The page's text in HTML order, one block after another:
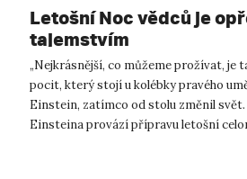
Letošní Noc vědců je
tajemstvím
„Nejkrásnější, co můžeme prožívat, je
pocit, který stojí u kolébky pravého
Einstein, zatímco od stolu změnil
Einsteina provází přípravu letošní